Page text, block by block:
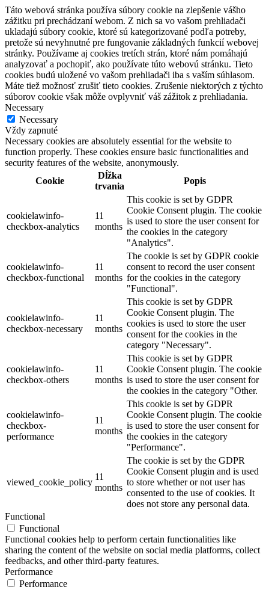
Táto webová stránka používa súbory cookie na zlepšenie vášho
zážitku pri prechádzaní webom. Z nich sa vo vašom prehliadači
ukladajú súbory cookie, ktoré sú kategorizované podľa potreby,
pretože sú nevyhnutné pre fungovanie základných funkcií webovej
stránky. Používame aj cookies tretích strán, ktoré nám pomáhajú
analyzovať a pochopiť, ako používate túto webovú stránku. Tieto
cookies budú uložené vo vašom prehliadači iba s vaším súhlasom.
Máte tiež možnosť zrušiť tieto cookies. Zrušenie niektorých z týchto
súborov cookie však môže ovplyvniť váš zážitok z prehliadania.
Necessary
Necessary
Vždy zapnuté
Necessary cookies are absolutely essential for the website to
function properly. These cookies ensure basic functionalities and
security features of the website, anonymously.
Cookie
Dĺžka
trvania
Popis
cookielawinfo-
checkbox-analytics
11
months
This cookie is set by GDPR
Cookie Consent plugin. The cookie
is used to store the user consent for
the cookies in the category
"Analytics".
cookielawinfo-
checkbox-functional
11
months
The cookie is set by GDPR cookie
consent to record the user consent
for the cookies in the category
"Functional".
cookielawinfo-
checkbox-necessary
11
months
This cookie is set by GDPR
Cookie Consent plugin. The
cookies is used to store the user
consent for the cookies in the
category "Necessary".
cookielawinfo-
checkbox-others
11
months
This cookie is set by GDPR
Cookie Consent plugin. The cookie
is used to store the user consent for
the cookies in the category "Other.
cookielawinfo-
checkbox-
performance
11
months
This cookie is set by GDPR
Cookie Consent plugin. The cookie
is used to store the user consent for
the cookies in the category
"Performance".
viewed_cookie_policy
11
months
The cookie is set by the GDPR
Cookie Consent plugin and is used
to store whether or not user has
consented to the use of cookies. It
does not store any personal data.
Functional
Functional
Functional cookies help to perform certain functionalities like
sharing the content of the website on social media platforms, collect
feedbacks, and other third-party features.
Performance
Performance